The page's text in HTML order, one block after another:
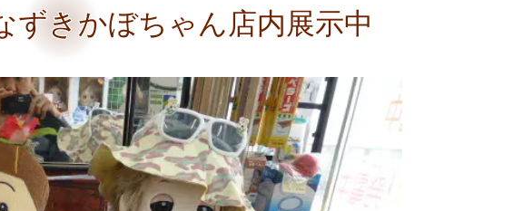
ずきかぼちゃん店内展示中